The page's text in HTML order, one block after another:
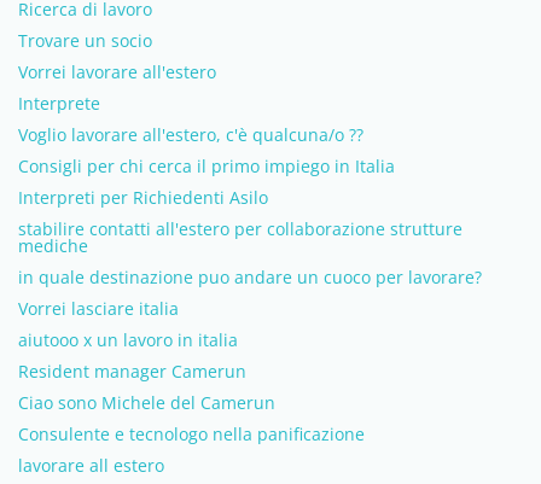
Ricerca di lavoro
Trovare un socio
Vorrei lavorare all'estero
Interprete
Voglio lavorare all'estero, c'è qualcuna/o ??
Consigli per chi cerca il primo impiego in Italia
Interpreti per Richiedenti Asilo
stabilire contatti all'estero per collaborazione strutture
mediche
in quale destinazione puo andare un cuoco per lavorare?
Vorrei lasciare italia
aiutooo x un lavoro in italia
Resident manager Camerun
Ciao sono Michele del Camerun
Consulente e tecnologo nella panificazione
lavorare all estero